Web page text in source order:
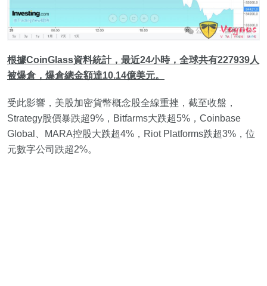
根據CoinGlass資料統計，最近24小時，全球共有227939人
被爆倉，爆倉總金額達10.14億美元。
受此影響，美股加密貨幣概念股全線重挫，截至收盤，
Strategy股價暴跌超9%，Bitfarms大跌超5%，Coinbase
Global、MARA控股大跌超4%，Riot Platforms跌超3%，位
元數字公司跌超2%。